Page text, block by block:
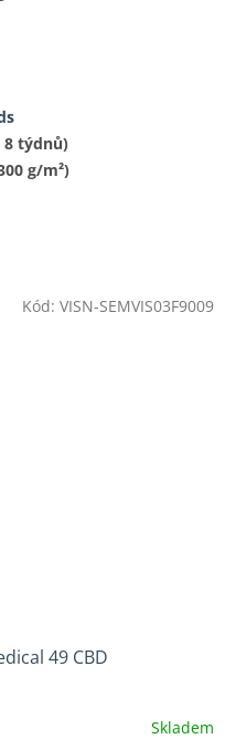
49 CBD
Skladem
Kód: VISN-SEMVIS03F9009
8 týdnů)
g/m²)